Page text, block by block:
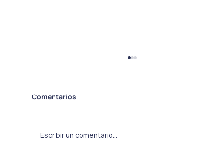
Comentarios
Escribir un comentario...